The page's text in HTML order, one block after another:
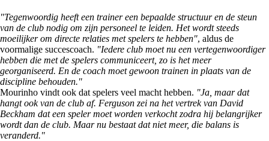
"Tegenwoordig heeft een trainer een bepaalde structuur en de steun
van de club nodig om zijn personeel te leiden. Het wordt steeds
moeilijker om directe relaties met spelers te hebben", aldus de
voormalige succescoach. "Iedere club moet nu een vertegenwoordiger
hebben die met de spelers communiceert, zo is het meer
georganiseerd. En de coach moet gewoon trainen in plaats van de
discipline behouden."
Mourinho vindt ook dat spelers veel macht hebben. "Ja, maar dat
hangt ook van de club af. Ferguson zei na het vertrek van David
Beckham dat een speler moet worden verkocht zodra hij belangrijker
wordt dan de club. Maar nu bestaat dat niet meer, die balans is
veranderd."